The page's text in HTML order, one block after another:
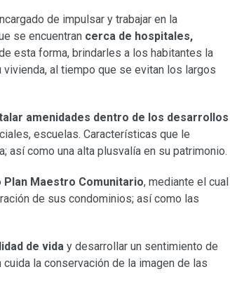
de impulsar y trabajar en la
se encuentran cerca de hospitales,
esta forma, brindarles a los habitantes la
al tiempo que se evitan los largos
amenidades dentro de los desarrollos
escuelas. Características que le
así como una alta plusvalía en su patrimonio.
Maestro Comunitario, mediante el cual
de sus condominios; así como las
de vida y desarrollar un sentimiento de
la conservación de la imagen de las